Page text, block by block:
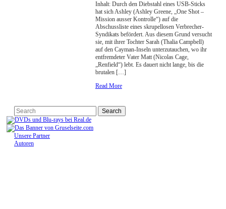
Inhalt: Durch den Diebstahl eines USB-Sticks
hat sich Ashley (Ashley Greene, „One Shot –
Mission ausser Kontrolle“) auf die
Abschussliste eines skrupellosen Verbrecher-
Syndikats befördert. Aus diesem Grund versucht
sie, mit ihrer Tochter Sarah (Thalia Campbell)
auf den Cayman-Inseln unterzutauchen, wo ihr
entfremdeter Vater Matt (Nicolas Cage,
„Renfield“) lebt. Es dauert nicht lange, bis die
brutalen […]
Read More
Unsere Partner
Autoren